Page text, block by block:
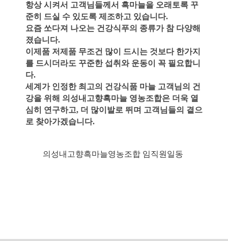
항상 시켜서 고객님들께서 흑마늘을 오래토록 꾸
준히 드실 수 있도록 제조하고 있습니다.
요즘 쏘다져 나오는 건강식푸의 종류가 참 다양해
졌습니다.
이제품 저제품 무조건 많이 드시는 것보다 한가지
를 드시더라도 꾸준한 섭취와 운동이 꼭 필요합니
다.
세계가 인정한 최고의 건강식품 마늘 고객님의 건
강을 위해 의성내고향흑마늘 영농조합은 더욱 열
심히 연구하고, 더 많이 발로 뛰며 고객님들의 곁으
로 찾아가겠습니다.
의성내고향흑마늘영농조합 임직원일동 ​